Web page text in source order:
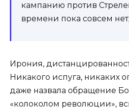
кампанию против
времени пока совсем
Ирония,
Никакого испуга, никаких
даже назвала обращение
«колоколом революции»,